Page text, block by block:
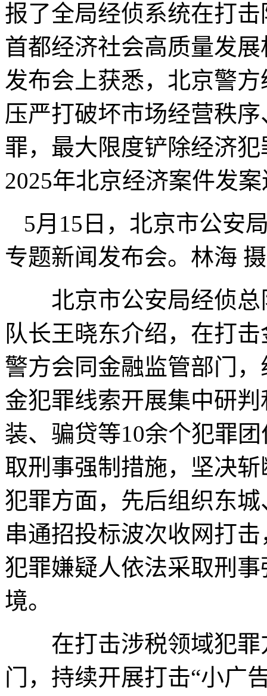
报了全局经侦系统在打
首都经济社会高质量发
发布会上获悉，北京警
压严打破坏市场经营秩
罪，最大限度铲除经济
2025年北京经济案件发
5月15日，北京市公安
专题新闻发布会。林海 摄
北京市公安局经侦总
队长王晓东介绍，在打
警方会同金融监管部门
金犯罪线索开展集中研
装、骗贷等10余个犯罪
取刑事强制措施，坚决
犯罪方面，先后组织东
串通招投标波次收网打
犯罪嫌疑人依法采取刑
境。
在打击涉税领域犯罪
门，持续开展打击“小广